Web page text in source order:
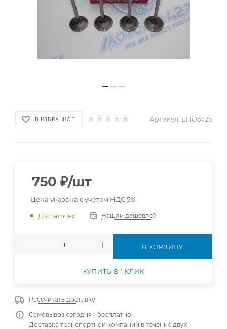
В ИЗБРАННОЕ Артикул: EHO5725
750 ₽/шт
Цена указана с учетом НДС 5%
Достаточно Нашли дешевле?
В КОРЗИНУ
КУПИТЬ В 1 КЛИК
Рассчитать доставку
Самовывоз сегодня - бесплатно
Доставка транспортной компаний в течение двух